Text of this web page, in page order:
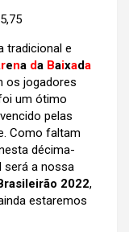
tradicional e
rena da Baixada
os jogadores
um ótimo
pelas
Como faltam
décima-
será a nossa
2022,
estaremos